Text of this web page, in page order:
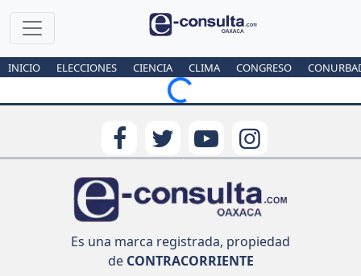
INICIO ELECCIONES CIENCIA CLIMA CONGRESO
Loading...
Es una marca registrada, propiedad
deCONTRACORRIENTE